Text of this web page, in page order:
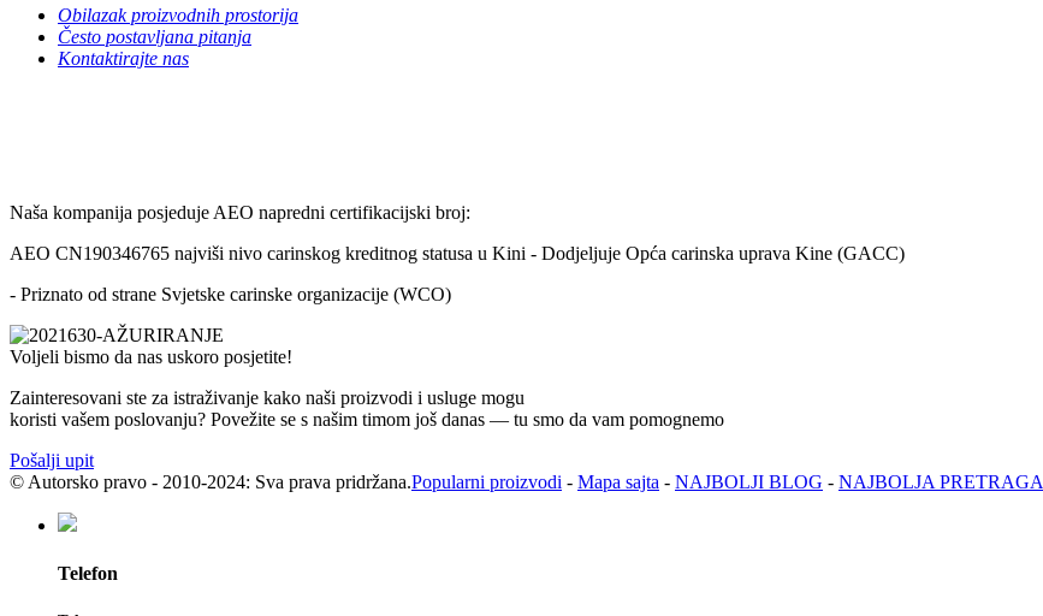
Obilazak proizvodnih prostorija
Često postavljana pitanja
Kontaktirajte nas
Naša kompanija posjeduje AEO napredni certifikacijski broj:
AEO CN190346765 najviši nivo carinskog kreditnog statusa u Kini - Dodjeljuje Opća carinska uprava Kine (GACC)
- Priznato od strane Svjetske carinske organizacije (WCO)
Voljeli bismo da nas uskoro posjetite!
Zainteresovani ste za istraživanje kako naši proizvodi i usluge mogu
koristi vašem poslovanju? Povežite se s našim timom još danas — tu smo da vam pomognemo
Pošalji upit
© Autorsko pravo - 2010-2024: Sva prava pridržana.Popularni proizvodi - Mapa sajta - NAJBOLJI BLOG - NAJBOLJA PRETRAGA
Telefon